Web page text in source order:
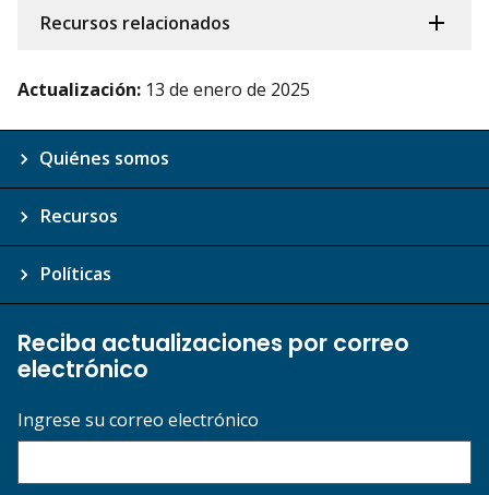
Recursos relacionados
Actualización: 13 de enero de 2025
Quiénes somos
Recursos
Políticas
Reciba actualizaciones por correo
electrónico
Ingrese su correo electrónico